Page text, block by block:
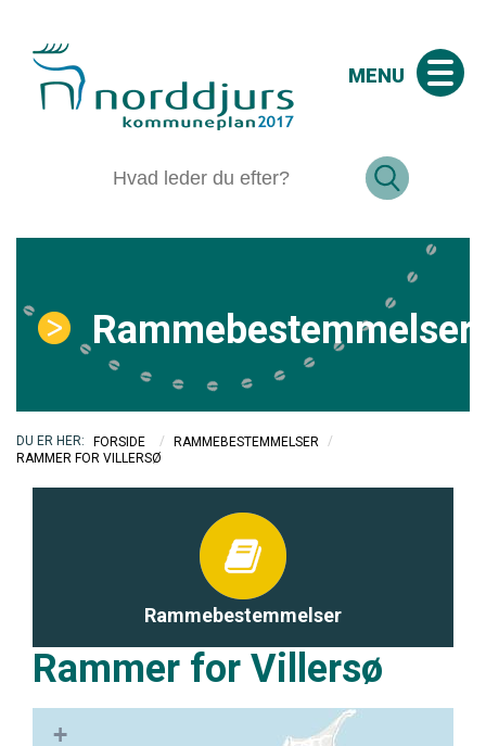
MENU
Rammebestemmelser
FORSIDE / RAMMEBESTEMMELSER
/
RAMMER FOR VILLERSØ
Rammebestemmelser
Rammer for Villersø
+